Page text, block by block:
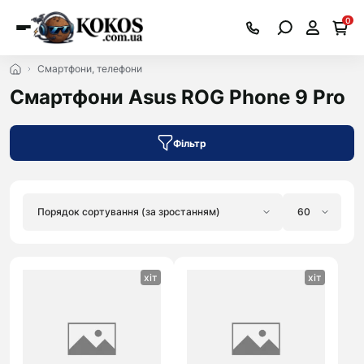
0
Смартфони, телефони
Смартфони Asus ROG Phone 9 Pro
Фільтр
хіт хіт